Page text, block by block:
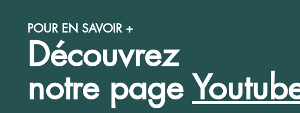
POUR EN SAVOIR +
Découvrez
notre page